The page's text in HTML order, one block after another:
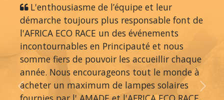
L'enthousiasme de l’équipe et leur
démarche toujours plus responsable font de
l'AFRICA ECO RACE un des événements
incontournables en Principauté et nous
somme fiers de pouvoir les accueillir chaque
année. Nous encourageons tout le monde à
acheter un maximum de lampes solaires
Previous Next